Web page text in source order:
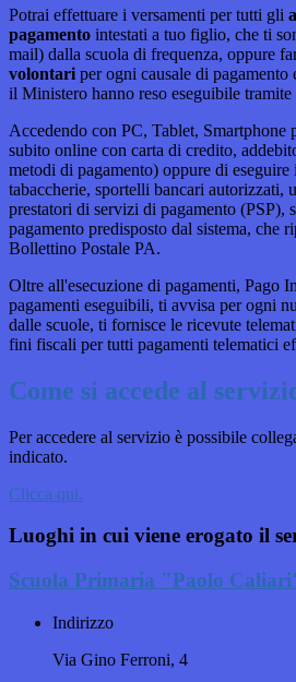
Potrai effettuare i versamenti per tutti gli
pagamento intestati a tuo figlio, che ti
mail) dalla scuola di frequenza, oppure
volontari per ogni causale di
il Ministero hanno reso eseguibile tramite
Accedendo con PC, Tablet, Smartphone
subito online con carta di credito,
metodi di pagamento) oppure di eseguire
tabaccherie, sportelli bancari autorizzati,
prestatori di servizi di pagamento (PSP),
pagamento predisposto dal sistema, che
Bollettino Postale PA.
Oltre all'esecuzione di pagamenti, Pago
pagamenti eseguibili, ti avvisa per ogni
dalle scuole, ti fornisce le ricevute
fini fiscali per tutti pagamenti telematici
Come si accede al
Per accedere al servizio è possibile
indicato.
Clicca qui.
Luoghi in cui viene erogato il
Scuola Primaria "Paolo
Indirizzo
Via Gino Ferroni, 4